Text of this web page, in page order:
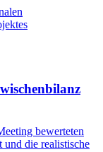
bewerteten
die realistische